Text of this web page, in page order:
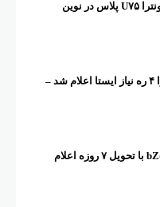
آغاز فروش اقساطی اونترا U۷۵ پلاس در نوین
شرایط فروش تویوتا را ۴ ره نیاز ایستا اعلام شد –
شرایط فروش تویوتا bZ۵ با تحویل ۷ روزه اعلام